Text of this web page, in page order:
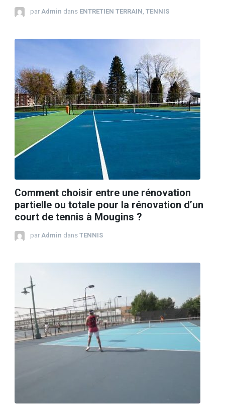
par Admin dans ENTRETIEN TERRAIN, TENNIS
Comment choisir entre une rénovation
partielle ou totale pour la rénovation d’un
court de tennis à Mougins ?
par Admin dans TENNIS